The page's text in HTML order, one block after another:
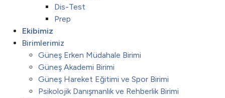
Dis-Test
Prep
Ekibimiz
Birimlerimiz
Güneş Erken Müdahale Birimi
Güneş Akademi Birimi
Güneş Hareket Eğitimi ve Spor Birimi
Psikolojik Danışmanlık ve Rehberlik Birimi